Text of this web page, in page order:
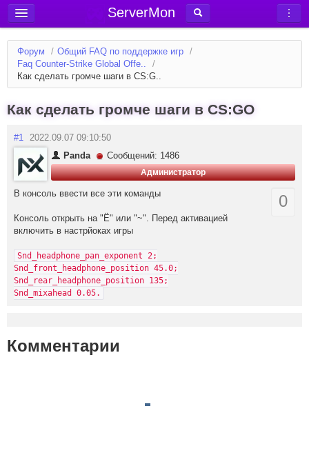
ServerMon
Добавить сервер
Мониторинг серверов
Новости
Блог
Форум
Вход в аккаунт
Форум / Общий FAQ по поддержке игр /
Faq Counter-Strike Global Offe..
/
Как сделать громче шаги в CS:G..
Как сделать громче шаги в CS:GO
#1 2022.09.07 09:10:50
Panda
Сообщений: 1486
Администратор
0
В консоль ввести все эти команды
Консоль открыть на "Ё" или "~". Перед активацией
включить в настрйоках игры
Snd_headphone_pan_exponent 2;
Snd_front_headphone_position 45.0;
Snd_rear_headphone_position 135;
Snd_mixahead 0.05.
Комментарии